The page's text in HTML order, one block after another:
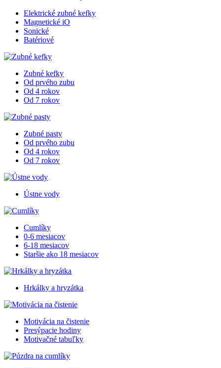
Elektrické zubné kefky
Magnetické iO
Sonické
Batériové
Zubné kefky
Od prvého zubu
Od 4 rokov
Od 7 rokov
Zubné pasty
Od prvého zubu
Od 4 rokov
Od 7 rokov
Ústne vody
Cumlíky
0-6 mesiacov
6-18 mesiacov
Staršie ako 18 mesiacov
Hrkálky a hryzátka
Motivácia na čistenie
Presýpacie hodiny
Motivačné tabuľky